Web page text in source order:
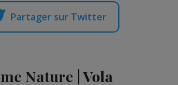
Partager sur Twitter
Nature | Vola